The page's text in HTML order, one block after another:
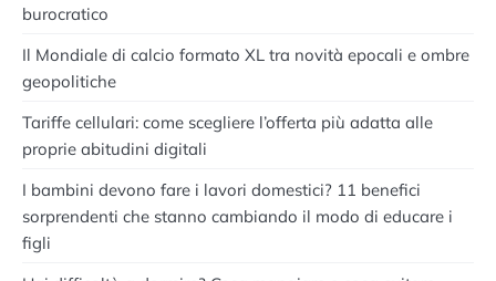
burocratico
Il Mondiale di calcio formato XL tra novità epocali e ombre
geopolitiche
Tariffe cellulari: come scegliere l’offerta più adatta alle
proprie abitudini digitali
I bambini devono fare i lavori domestici? 11 benefici
sorprendenti che stanno cambiando il modo di educare i
figli